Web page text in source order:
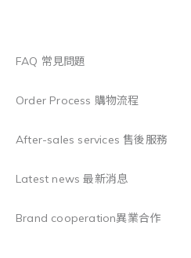
FAQ 常見問題
Order Process 購物流程
After-sales services 售後服務
Latest news 最新消息
Brand cooperation異業合作